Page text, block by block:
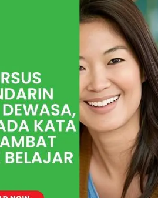
Bimbel Mandarin Remaja
Percakapan Mandarin Sehari-hari